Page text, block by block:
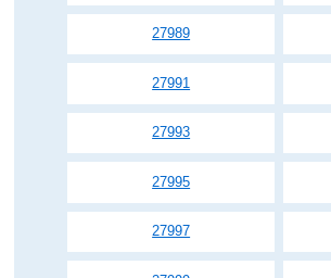
27989
27991
27993
27995
27997